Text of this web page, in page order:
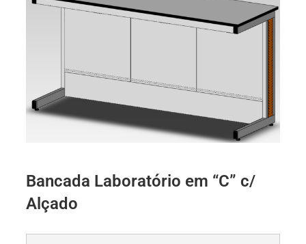
Bancada Laboratório em “C” c/
Alçado